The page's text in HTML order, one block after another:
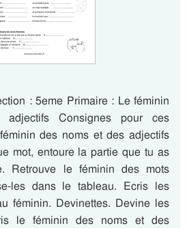
: 5eme Primaire : Le féminin
Consignes pour ces
des noms et des adjectifs
mot, entoure la partie que tu as
Retrouve le féminin des mots
les dans le tableau. Ecris les
féminin. Devinettes. Devine les
le féminin des noms et des